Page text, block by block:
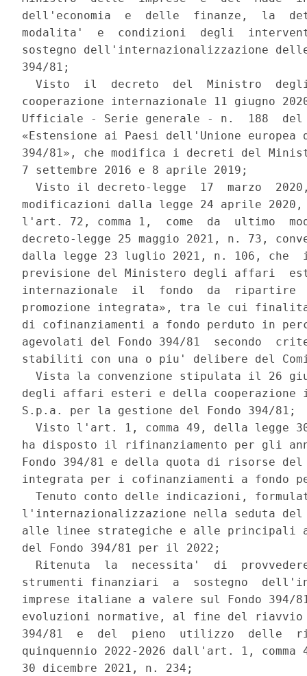
dell'economia  e  delle  finanze,  la
modalita'  e  condizioni  degli
sostegno dell'internazionalizzazione
394/81;
Visto  il  decreto  del  Ministro
cooperazione internazionale 11 giugno
Ufficiale - Serie generale - n.  188
«Estensione ai Paesi dell'Unione
394/81», che modifica i decreti del
7 settembre 2016 e 8 aprile 2019;
Visto il decreto-legge  17  marzo
modificazioni dalla legge 24 aprile
l'art. 72, comma 1,  come  da  ultimo
decreto-legge 25 maggio 2021, n. 73,
dalla legge 23 luglio 2021, n. 106,
previsione del Ministero degli affari
internazionale  il  fondo  da  ripartire
promozione integrata», tra le cui
di cofinanziamenti a fondo perduto in
agevolati del Fondo 394/81  secondo
stabiliti con una o piu' delibere del
Vista la convenzione stipulata il 26
degli affari esteri e della cooperazione
S.p.a. per la gestione del Fondo 394/81;
Visto l'art. 1, comma 49, della legge
ha disposto il rifinanziamento per gli
Fondo 394/81 e della quota di risorse
integrata per i cofinanziamenti a fondo
Tenuto conto delle indicazioni,
l'internazionalizzazione nella seduta del
alle linee strategiche e alle principali
del Fondo 394/81 per il 2022;
Ritenuta  la  necessita'  di
strumenti finanziari  a  sostegno
imprese italiane a valere sul Fondo
evoluzioni normative, al fine del
394/81  e  del  pieno  utilizzo  delle
quinquennio 2022-2026 dall'art. 1,
30 dicembre 2021, n. 234;